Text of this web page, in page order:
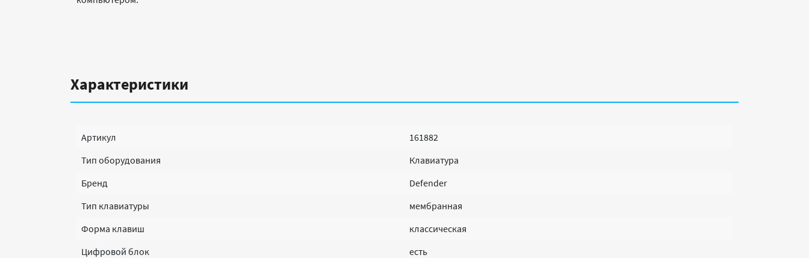
Характеристики
Артикул
161882
Тип оборудования
Клавиатура
Бренд
Defender
Тип клавиатуры
мембранная
Форма клавиш
классическая
Цифровой блок
есть